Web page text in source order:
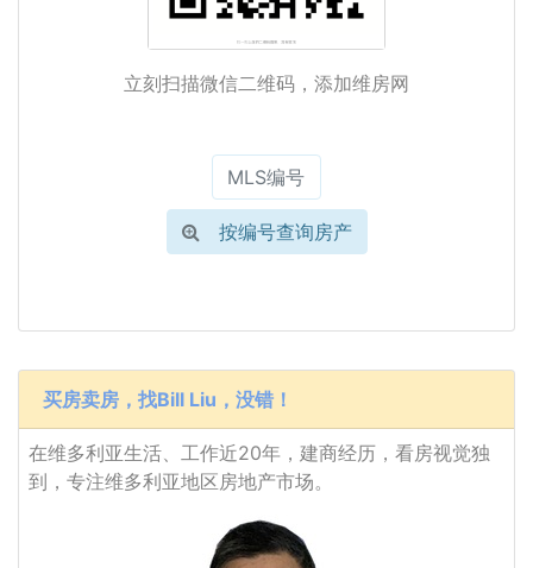
立刻扫描微信二维码，添加维房网
按编号查询房产
买房卖房，找Bill Liu，没错！
在维多利亚生活、工作近20年，建商经历，看房视觉独
到，专注维多利亚地区房地产市场。